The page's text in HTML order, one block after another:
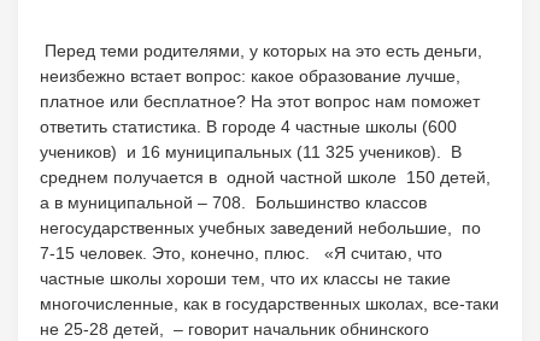
Перед теми родителями, у которых на это есть деньги,
неизбежно встает вопрос: какое образование лучше,
платное или бесплатное? На этот вопрос нам поможет
ответить статистика. В городе 4 частные школы (600
учеников) и 16 муниципальных (11 325 учеников). В
среднем получается в одной частной школе 150 детей,
а в муниципальной – 708. Большинство классов
негосударственных учебных заведений небольшие, по
7-15 человек. Это, конечно, плюс. «Я считаю, что
частные школы хороши тем, что их классы не такие
многочисленные, как в государственных школах, все-таки
не 25-28 детей, – говорит начальник обнинского